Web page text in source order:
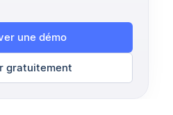
une démo
gratuitement